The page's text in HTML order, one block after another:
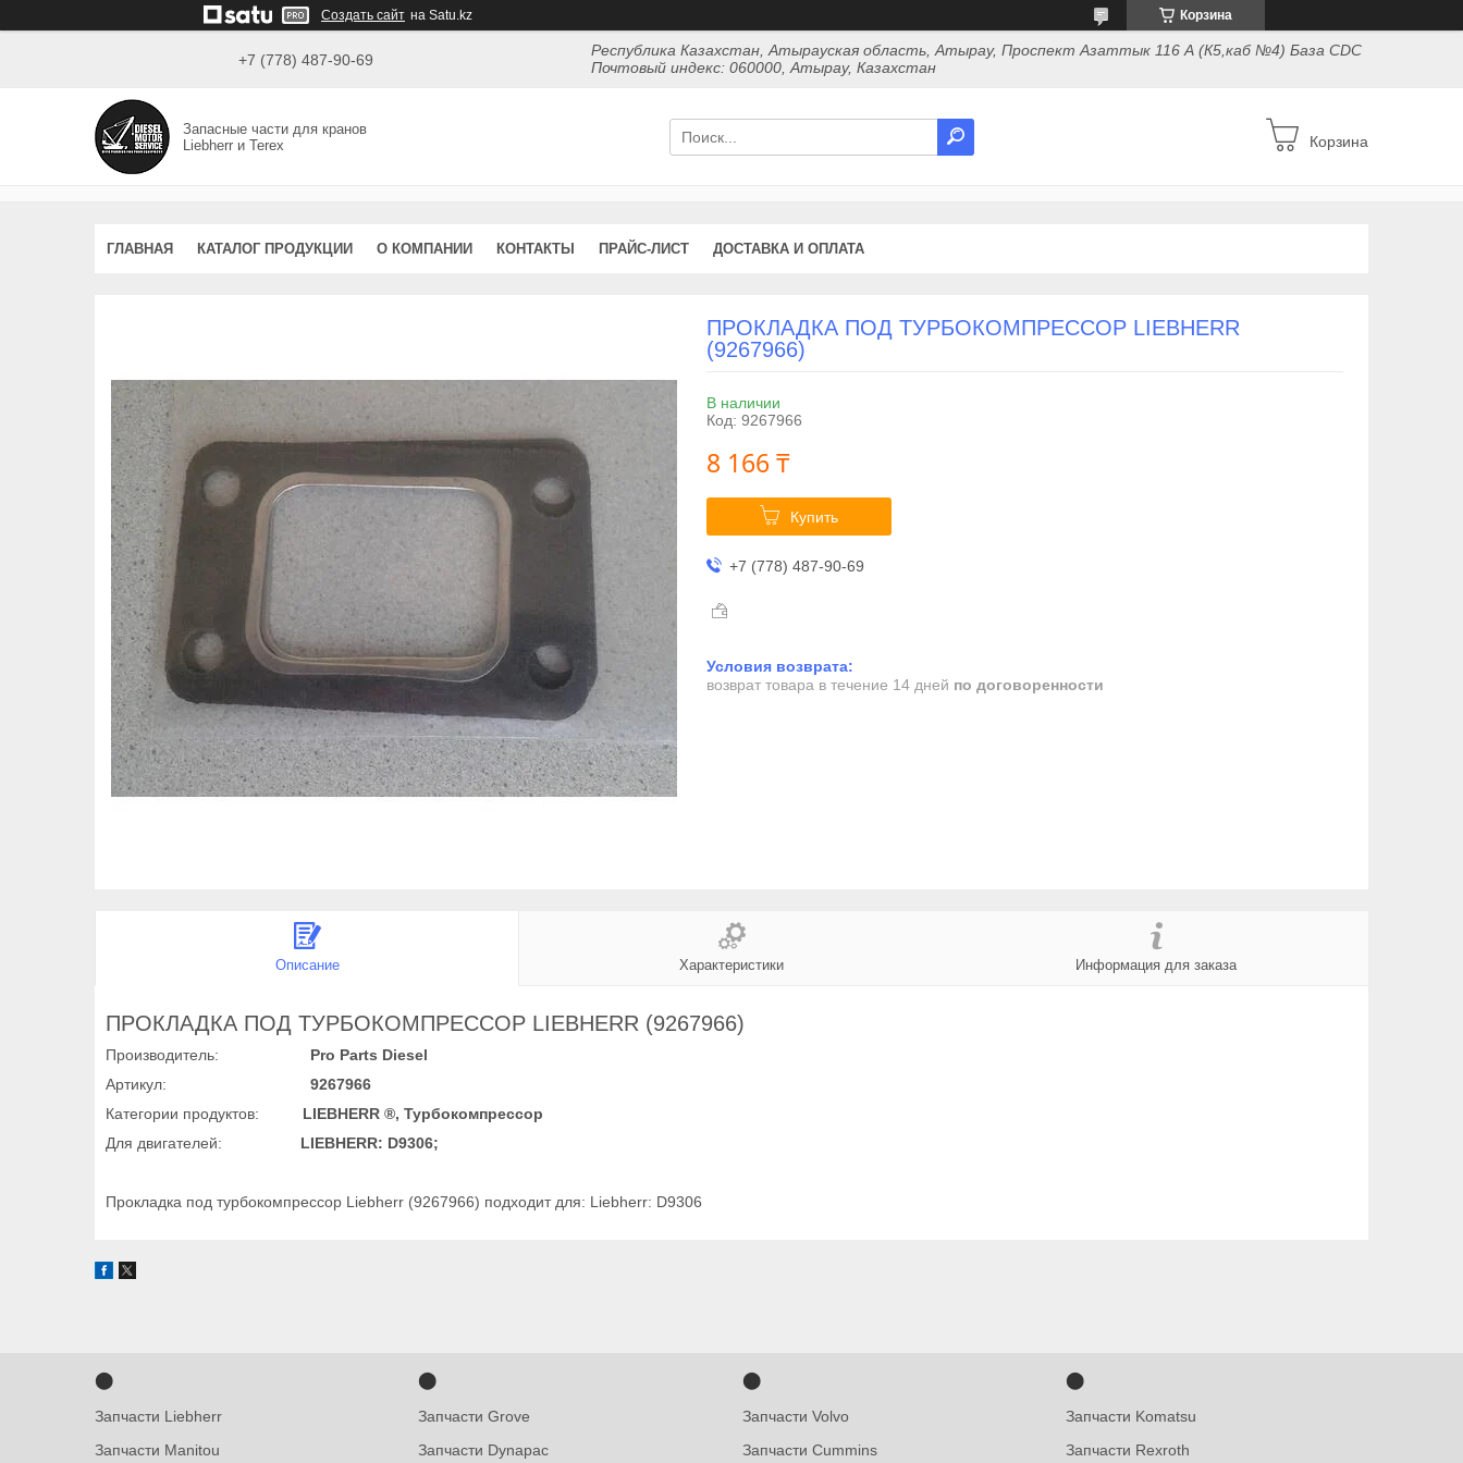
Создать сайт на Satu.kz Корзина
+7 (778) 487-90-69
Республика Казахстан, Атырауская область, Атырау, Проспект Азаттык 116 А (К5,каб №4) База CDC
Почтовый индекс: 060000, Атырау, Казахстан
Запасные части для кранов
Liebherr и Terex
Корзина
ГЛАВНАЯ КАТАЛОГ ПРОДУКЦИИ О КОМПАНИИ КОНТАКТЫ ПРАЙС-ЛИСТ ДОСТАВКА И ОПЛАТА
ПРОКЛАДКА ПОД ТУРБОКОМПРЕССОР LIEBHERR
(9267966)
В наличии
Код: 9267966
8 166 ₸
Купить
+7 (778) 487-90-69
возврат товара в течение 14 дней по договоренности
Описание Характеристики Информация для заказа
ПРОКЛАДКА ПОД ТУРБОКОМПРЕССОР LIEBHERR (9267966)
Производитель: Pro Parts Diesel
Артикул:
9267966
Категории продуктов:
LIEBHERR ®, Турбокомпрессор
Для двигателей:
LIEBHERR: D9306;
Прокладка под турбокомпрессор Liebherr (9267966) подходит для: Liebherr: D9306
⬤
Запчасти Liebherr
Запчасти Manitou
⬤
Запчасти Grove
Запчасти Dynapac
⬤
Запчасти Volvo
Запчасти Cummins
⬤
Запчасти Komatsu
Запчасти Rexroth